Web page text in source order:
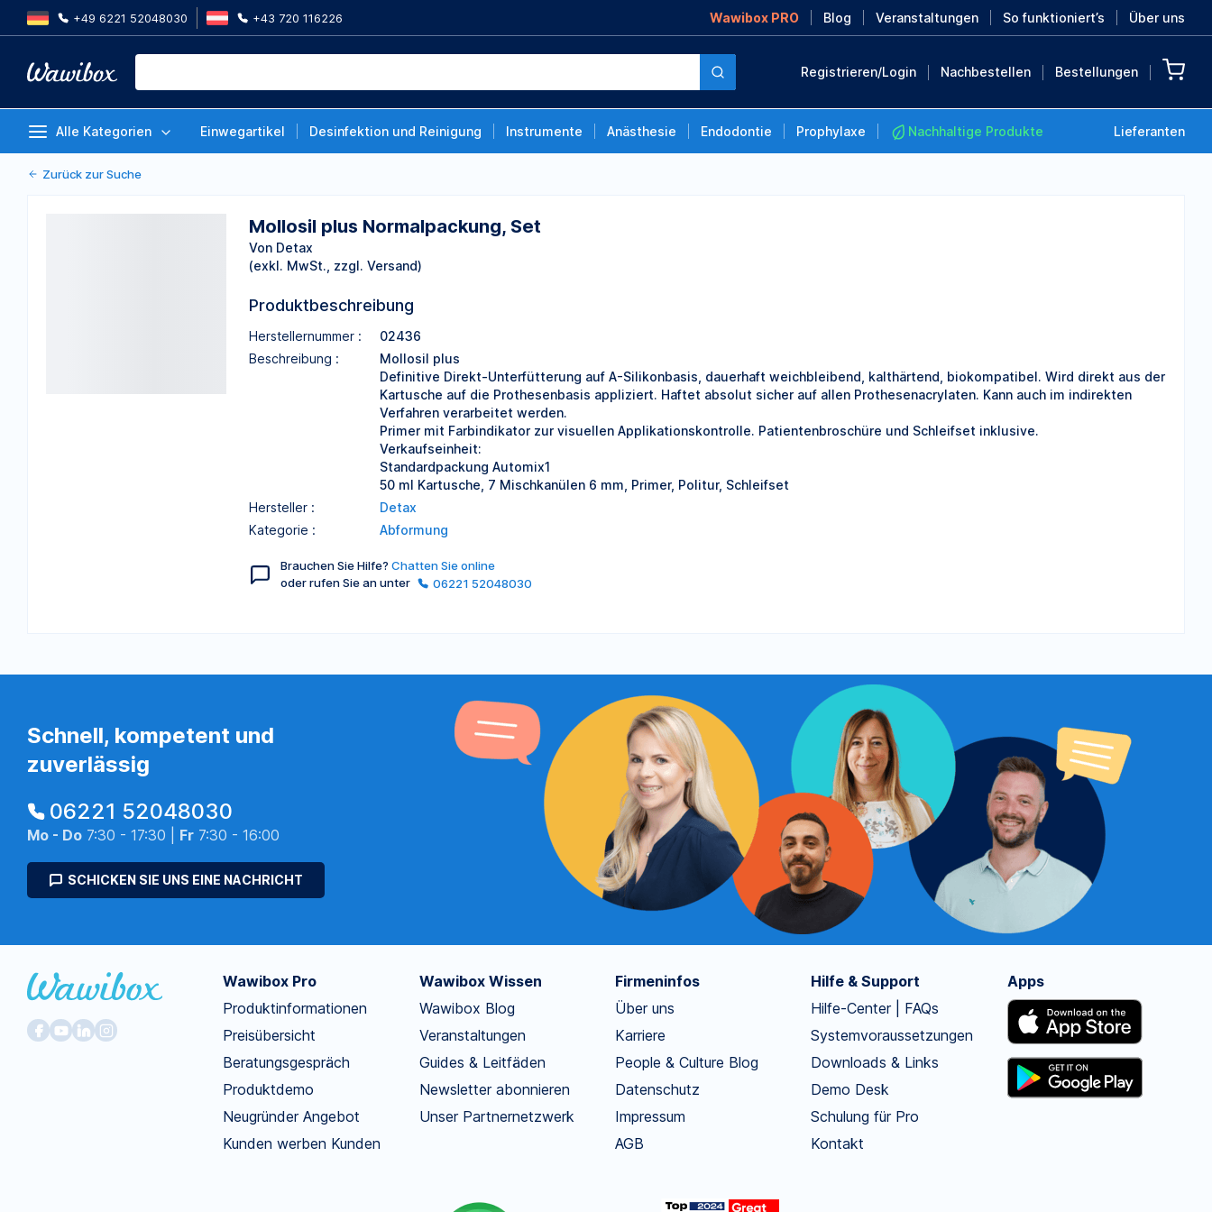
+49 6221 52048030 +43 720 116226 Wawibox PRO Blog Veranstaltungen So funktioniert’s Über uns
Registrieren/Login Nachbestellen Bestellungen
Alle Kategorien Einwegartikel Desinfektion und Reinigung Instrumente Anästhesie Endodontie Prophylaxe Nachhaltige Produkte Lieferanten
Von Detax
Zurück zur Suche
Mollosil plus Normalpackung, Set
Von Detax
(exkl. MwSt., zzgl. Versand)
Produktbeschreibung
Herstellernummer :
02436
Beschreibung :
Mollosil plus
Definitive Direkt-Unterfütterung auf A-Silikonbasis, dauerhaft weichbleibend, kalthärtend, biokompatibel. Wird direkt aus der
Kartusche auf die Prothesenbasis appliziert. Haftet absolut sicher auf allen Prothesenacrylaten. Kann auch im indirekten
Verfahren verarbeitet werden.
Primer mit Farbindikator zur visuellen Applikationskontrolle. Patientenbroschüre und Schleifset inklusive.
Verkaufseinheit:
Standardpackung Automix1
50 ml Kartusche, 7 Mischkanülen 6 mm, Primer, Politur, Schleifset
Hersteller :
Detax
Kategorie :
Abformung
Brauchen Sie Hilfe? Chatten Sie online
oder rufen Sie an unter
06221 52048030
Schnell, kompetent und
zuverlässig
06221 52048030
Mo - Do 7:30 - 17:30 | Fr 7:30 - 16:00
SCHICKEN SIE UNS EINE NACHRICHT
Wawibox Pro
Produktinformationen
Preisübersicht
Beratungsgespräch
Produktdemo
Neugründer Angebot
Kunden werben Kunden
Wawibox Wissen
Wawibox Blog
Veranstaltungen
Guides & Leitfäden
Newsletter abonnieren
Unser Partnernetzwerk
Firmeninfos
Über uns
Karriere
People & Culture Blog
Datenschutz
Impressum
AGB
Hilfe & Support
Hilfe-Center | FAQs
Systemvoraussetzungen
Downloads & Links
Demo Desk
Schulung für Pro
Kontakt
Apps